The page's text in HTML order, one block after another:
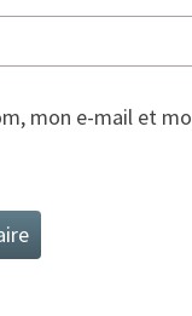
mon e-mail et